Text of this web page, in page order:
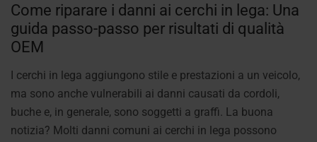
Come riparare i danni ai cerchi in lega: Una
guida passo-passo per risultati di qualità
OEM
I cerchi in lega aggiungono stile e prestazioni a un veicolo,
ma sono anche vulnerabili ai danni causati da cordoli,
buche e, in generale, sono soggetti a graffi. La buona
notizia? Molti danni comuni ai cerchi in lega possono